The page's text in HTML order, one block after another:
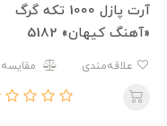
آرت پازل 1000 تکه گرگ
«آهنگ کیهان» 5182
مقایسه